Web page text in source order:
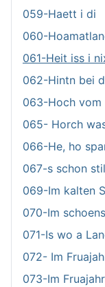
059-Haett i di
060-
061-Heit iss i
062-Hintn bei
063-Hoch vom
065- Horch
066-He, ho
067-s schon
069-Im kalten
070-Im
071-Is wo a
072- Im
073-Im